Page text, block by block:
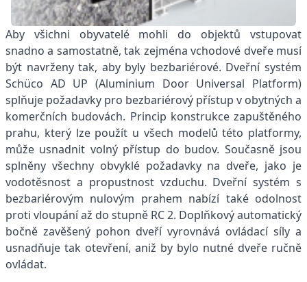
Aby všichni obyvatelé mohli do objektů vstupovat
snadno a samostatně, tak zejména vchodové dveře musí
být navrženy tak, aby byly bezbariérové. Dveřní systém
Schüco AD UP (Aluminium Door Universal Platform)
splňuje požadavky pro bezbariérový přístup v obytných a
komerčních budovách. Princip konstrukce zapuštěného
prahu, který lze použít u všech modelů této platformy,
může usnadnit volný přístup do budov. Současně jsou
splněny všechny obvyklé požadavky na dveře, jako je
vodotěsnost a propustnost vzduchu. Dveřní systém s
bezbariérovým nulovým prahem nabízí také odolnost
proti vloupání až do stupně RC 2. Doplňkový automatický
bočně zavěšený pohon dveří vyrovnává ovládací síly a
usnadňuje tak otevření, aniž by bylo nutné dveře ručně
ovládat.